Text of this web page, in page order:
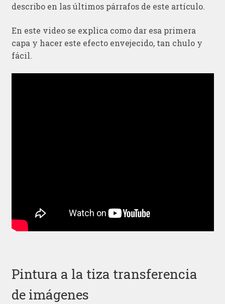
describo en las últimos párrafos de este artículo.
En este video se explica como dar esa primera
capa y hacer este efecto envejecido, tan chulo y
fácil.
Pintura a la tiza transferencia
de imágenes